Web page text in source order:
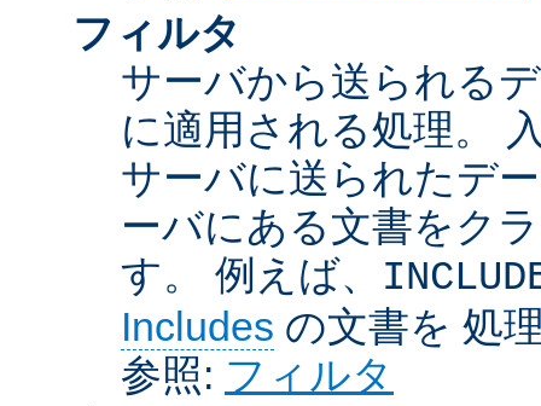
フィルタ
サーバから送られる
に適用される処理。
サーバに送られたデ
ーバにある文書をク
す。 例えば、
Includes の文書を 処
参照: フィルタ